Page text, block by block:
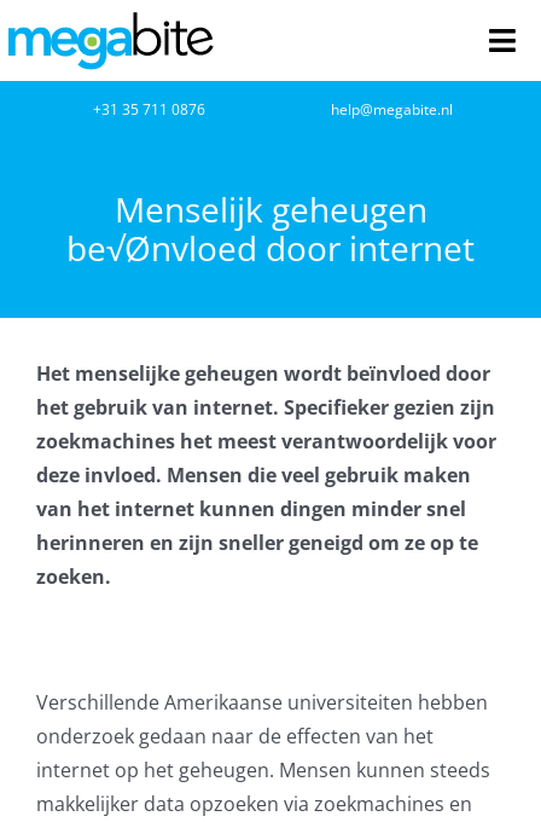
naar
inhoud
Netwerkbeheer
Cloud Computing
VOIP
Microsoft NCE
AVG
Glasvezelverbindingen
Microsoft software licenties
+31 35 711 0876 help@megabite.nl
Menselijk geheugen
be√Ønvloed door internet
Het menselijke geheugen wordt beïnvloed door
het gebruik van internet. Specifieker gezien zijn
zoekmachines het meest verantwoordelijk voor
deze invloed. Mensen die veel gebruik maken
van het internet kunnen dingen minder snel
herinneren en zijn sneller geneigd om ze op te
zoeken.
Verschillende Amerikaanse universiteiten hebben
onderzoek gedaan naar de effecten van het
internet op het geheugen. Mensen kunnen steeds
makkelijker data opzoeken via zoekmachines en